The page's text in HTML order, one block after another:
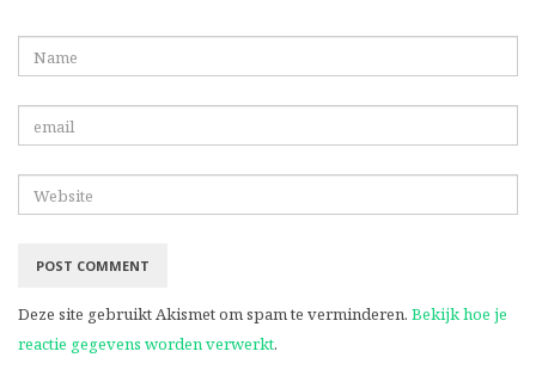
Deze site gebruikt Akismet om spam te verminderen. Bekijk hoe je
reactie gegevens worden verwerkt.